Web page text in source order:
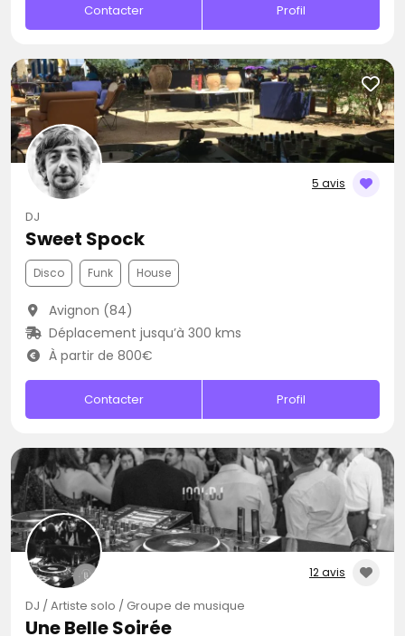
Contacter Profil
5 avis
DJ
Sweet Spock
Disco Funk House
Avignon (84)
Déplacement jusqu’à 300 kms
À partir de 800€
Contacter Profil
12 avis
DJ / Artiste solo / Groupe de musique
Une Belle Soirée